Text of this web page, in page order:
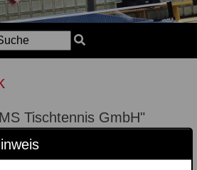
Tischtennis GmbH"